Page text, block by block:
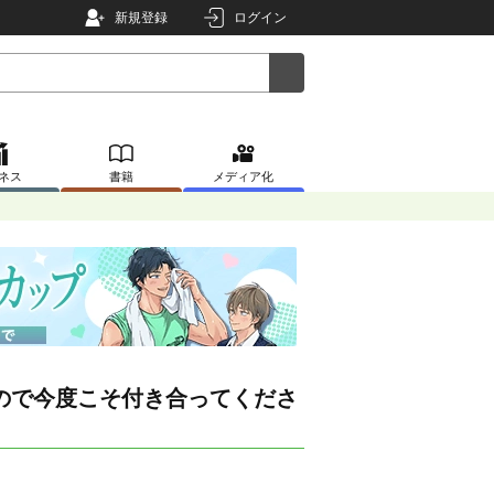
新規登録 ログイン
ス 書籍 メディア化
今度こそ付き合ってくださ